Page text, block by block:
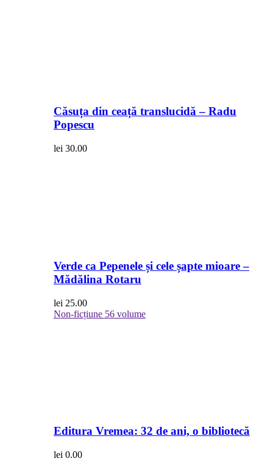
Căsuța din ceață translucidă – Radu
Popescu
lei 30.00
Verde ca Pepenele și cele șapte mioare –
Mădălina Rotaru
lei 25.00
Non-ficțiune 56 volume
Editura Vremea: 32 de ani, o bibliotecă
lei 0.00